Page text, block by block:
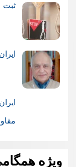
ثبت ۷۱ اعدام در ژوئيه در ایران
ویژه